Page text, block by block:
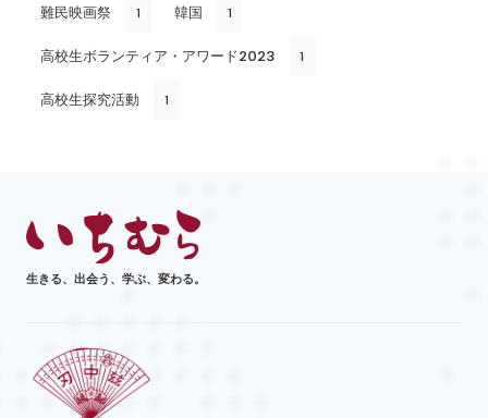
難民映画祭 1 韓国 1
高校生ボランティア・アワード2023 1
高校生探究活動 1
生きる、出会う、学ぶ、変わる。